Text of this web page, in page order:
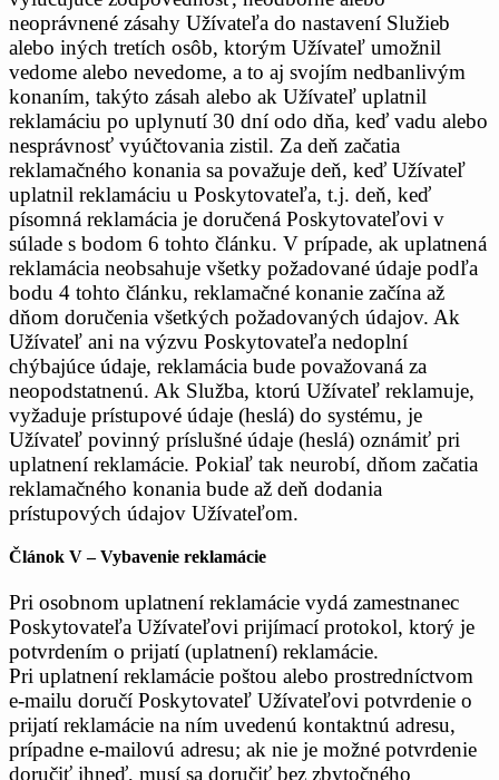
neoprávnené zásahy Užívateľa do nastavení Služieb
alebo iných tretích osôb, ktorým Užívateľ umožnil
vedome alebo nevedome, a to aj svojím nedbanlivým
konaním, takýto zásah alebo ak Užívateľ uplatnil
reklamáciu po uplynutí 30 dní odo dňa, keď vadu alebo
nesprávnosť vyúčtovania zistil. Za deň začatia
reklamačného konania sa považuje deň, keď Užívateľ
uplatnil reklamáciu u Poskytovateľa, t.j. deň, keď
písomná reklamácia je doručená Poskytovateľovi v
súlade s bodom 6 tohto článku. V prípade, ak uplatnená
reklamácia neobsahuje všetky požadované údaje podľa
bodu 4 tohto článku, reklamačné konanie začína až
dňom doručenia všetkých požadovaných údajov. Ak
Užívateľ ani na výzvu Poskytovateľa nedoplní
chýbajúce údaje, reklamácia bude považovaná za
neopodstatnenú. Ak Služba, ktorú Užívateľ reklamuje,
vyžaduje prístupové údaje (heslá) do systému, je
Užívateľ povinný príslušné údaje (heslá) oznámiť pri
uplatnení reklamácie. Pokiaľ tak neurobí, dňom začatia
reklamačného konania bude až deň dodania
prístupových údajov Užívateľom.
Článok V – Vybavenie reklamácie
Pri osobnom uplatnení reklamácie vydá zamestnanec
Poskytovateľa Užívateľovi prijímací protokol, ktorý je
potvrdením o prijatí (uplatnení) reklamácie.
Pri uplatnení reklamácie poštou alebo prostredníctvom
e-mailu doručí Poskytovateľ Užívateľovi potvrdenie o
prijatí reklamácie na ním uvedenú kontaktnú adresu,
prípadne e-mailovú adresu; ak nie je možné potvrdenie
doručiť ihneď, musí sa doručiť bez zbytočného